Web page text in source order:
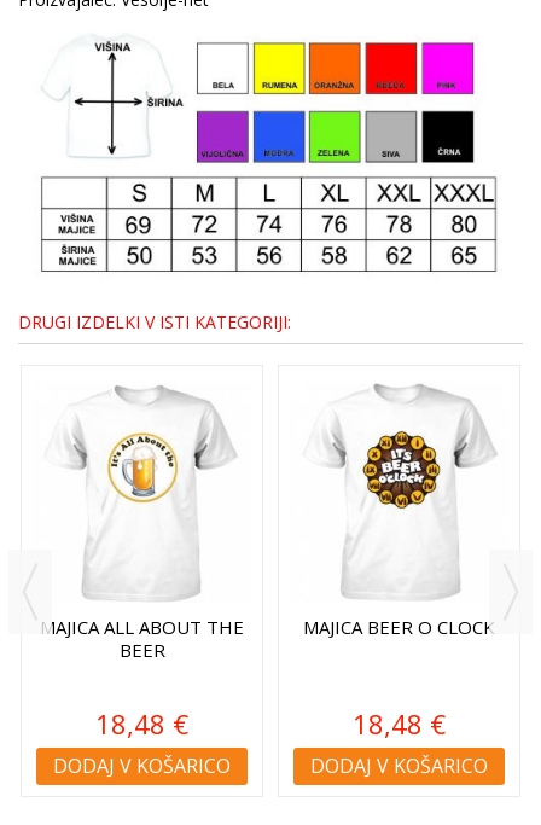
DRUGI IZDELKI V ISTI KATEGORIJI:
MAJICA ALL ABOUT THE
BEER
18,48 €
DODAJ V KOŠARICO
MAJICA BEER O CLOCK
18,48 €
DODAJ V KOŠARICO